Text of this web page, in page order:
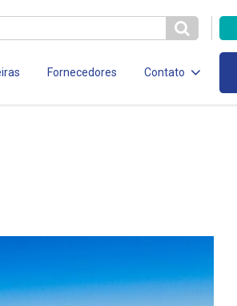
Fornecedores Contato